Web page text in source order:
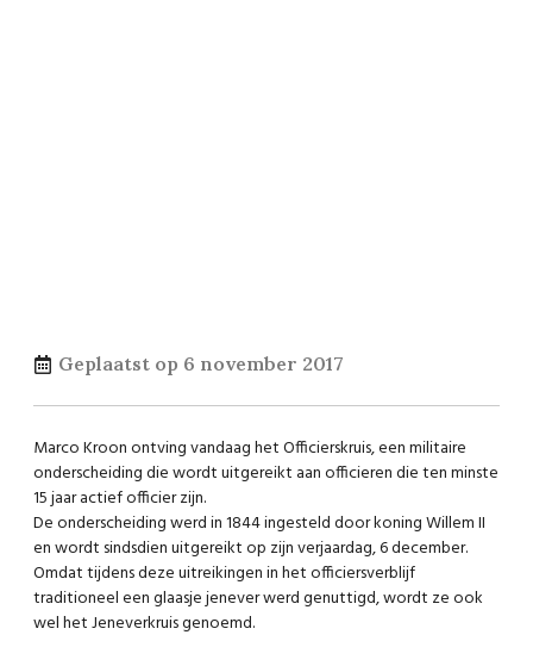
Geplaatst op 6 november 2017
Marco Kroon ontving vandaag het Officierskruis, een militaire
onderscheiding die wordt uitgereikt aan officieren die ten minste
15 jaar actief officier zijn.
De onderscheiding werd in 1844 ingesteld door koning Willem II
en wordt sindsdien uitgereikt op zijn verjaardag, 6 december.
Omdat tijdens deze uitreikingen in het officiersverblijf
traditioneel een glaasje jenever werd genuttigd, wordt ze ook
wel het Jeneverkruis genoemd.